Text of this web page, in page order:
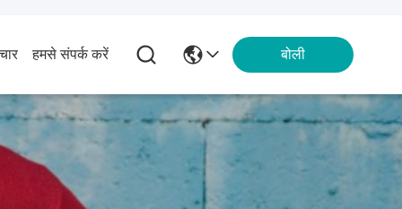
हमसे संपर्क करें बोली